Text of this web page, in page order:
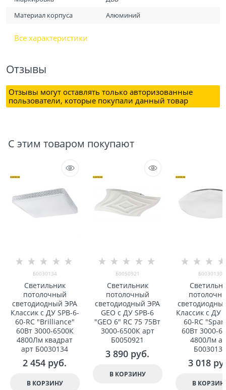
Материал корпуса
Алюминий
Все характеристики
Отзывы
Отзывы могут оставлять только авторизованные
пользователи, которые покупали данный товар
С этим товаром покупают
Б0030134
Светильник
потолочный
светодиодный ЭРА
Классик с ДУ SPB-6-
60-RC "Brilliance"
60Вт 3000-6500К
4800Лм квадрат
арт Б0030134
2 454 руб.
В КОРЗИНУ
Б0050921
Светильник
потолочный
светодиодный ЭРА
GEO с ДУ SPB-6
"GEO 6" RC 75 75Вт
3000-6500К арт
Б0050921
3 890 руб.
В КОРЗИНУ
Б0030130
Классик с ДУ
60-RC
60Вт 3000-
4800Лм
3 018
В